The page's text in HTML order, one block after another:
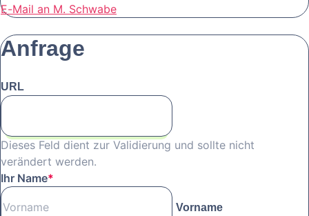
E-Mail an M. Schwabe
Anfrage
URL
Dieses Feld dient zur Validierung und sollte nicht
verändert werden.
Ihr Name*
Vorname